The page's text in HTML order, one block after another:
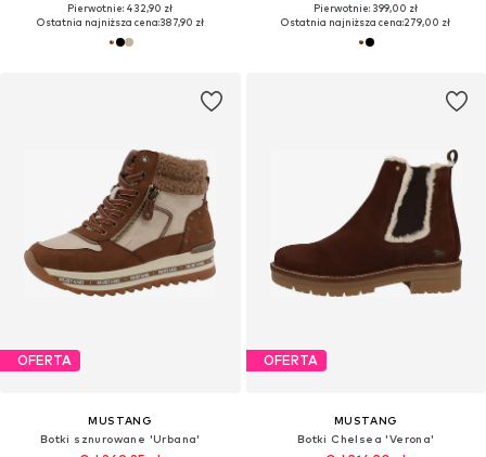
Pierwotnie: 432,90 zł
Ostatnia najniższa cena:387,90 zł
Pierwotnie: 399,00 zł
Ostatnia najniższa cena:279,00 zł
OFERTA
MUSTANG
Botki sznurowane 'Urbana'
OFERTA
MUSTANG
Botki Chelsea 'Verona'